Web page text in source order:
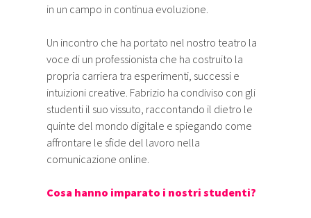
in un campo in continua evoluzione.
Un incontro che ha portato nel nostro teatro la
voce di un professionista che ha costruito la
propria carriera tra esperimenti, successi e
intuizioni creative. Fabrizio ha condiviso con gli
studenti il suo vissuto, raccontando il dietro le
quinte del mondo digitale e spiegando come
affrontare le sfide del lavoro nella
comunicazione online.
Cosa hanno imparato i nostri studenti?